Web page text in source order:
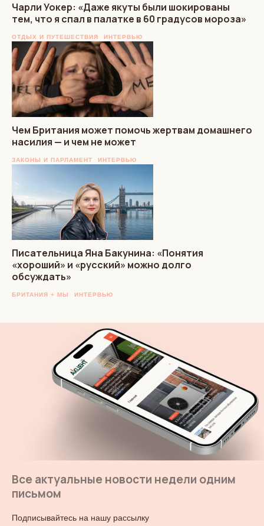
Чарли Уокер: «Даже якуты были шокированы
тем, что я спал в палатке в 60 градусов мороза»
ОТДЫХ И ПУТЕШЕСТВИЯ ИНТЕРВЬЮ
Чем Британия может помочь жертвам домашнего
насилия — и чем не может
ЗАКОНЫ И ПАРЛАМЕНТ ИНТЕРВЬЮ
Писательница Яна Бакунина: «Понятия
«хороший» и «русский» можно долго
обсуждать»
БРИТАНИЯ + МЫ ИНТЕРВЬЮ
Все актуальные новости недели одним
письмом
Подписывайтесь на нашу рассылку